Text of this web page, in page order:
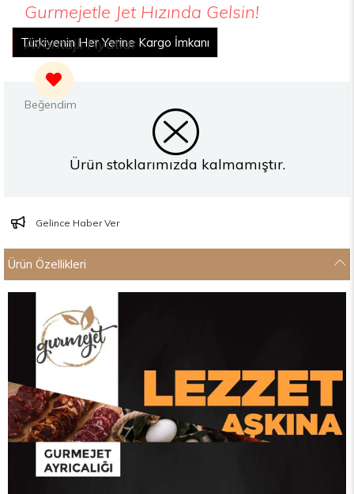
Türkiyenin Her Yerine Kargo İmkanı
Ürün stoklarımızda kalmamıştır.
Gelince Haber Ver
Gurmejetle Jet Hızında Gelsin!
Avantajlı Fiyatlar
2000 TL Üzeri Alışverişte Ücretsiz Kargo
Yemek Kartları İle Ödeme İmkanı
Ürün Özellikleri